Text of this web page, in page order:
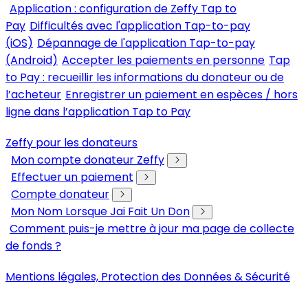
Application : configuration de Zeffy Tap to
Pay Difficultés avec l'application Tap-to-pay
(iOS) Dépannage de l'application Tap-to-pay
(Android) Accepter les paiements en personne Tap
to Pay : recueillir les informations du donateur ou de
l’acheteur Enregistrer un paiement en espèces / hors
ligne dans l’application Tap to Pay
Zeffy pour les donateurs
Mon compte donateur Zeffy
Effectuer un paiement
Compte donateur
Mon Nom Lorsque Jai Fait Un Don
Comment puis-je mettre à jour ma page de collecte
de fonds ?
Mentions légales, Protection des Données & Sécurité